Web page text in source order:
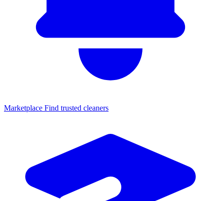
Marketplace Find trusted cleaners